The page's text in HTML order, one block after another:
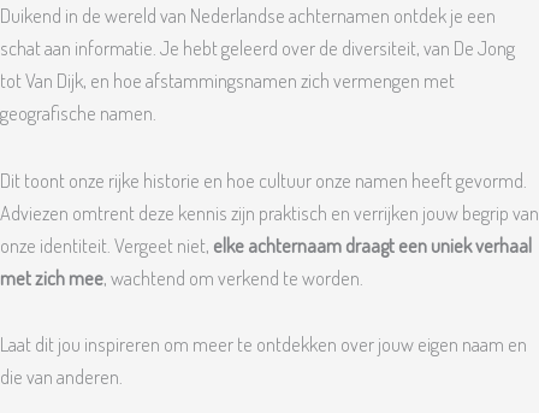
Duikend in de wereld van Nederlandse achternamen ontdek je een
schat aan informatie. Je hebt geleerd over de diversiteit, van De Jong
tot Van Dijk, en hoe afstammingsnamen zich vermengen met
geografische namen.
Dit toont onze rijke historie en hoe cultuur onze namen heeft gevormd.
Adviezen omtrent deze kennis zijn praktisch en verrijken jouw begrip van
onze identiteit. Vergeet niet, elke achternaam draagt een uniek verhaal
met zich mee, wachtend om verkend te worden.
Laat dit jou inspireren om meer te ontdekken over jouw eigen naam en
die van anderen.